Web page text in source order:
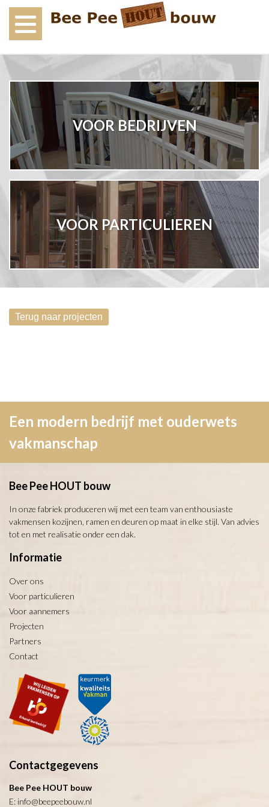
VOOR BEDRIJVEN
VOOR PARTICULIEREN
Een modern bedrijf met ouderwets
vakmanschap
Bee Pee HOUT bouw
In onze fabriek produceren wij met een team van enthousiaste
vakmensen kozijnen, ramen en deuren op maat in elke stijl. Van advies
tot en met realisatie onder een dak.
Informatie
Over ons
Voor particulieren
Voor aannemers
Projecten
Partners
Contact
Contactgegevens
Bee Pee HOUT bouw
E: info@beepeebouw.nl